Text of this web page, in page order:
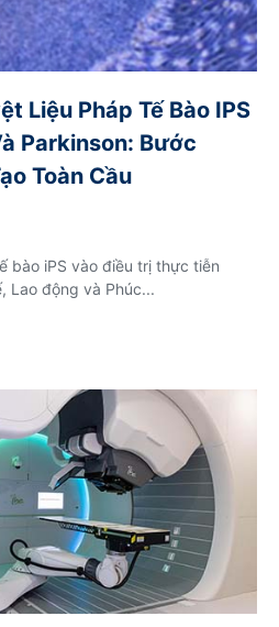
Liệu Pháp Tế Bào IPS
Parkinson: Bước
Toàn Cầu
bào iPS vào điều trị thực tiễn
Lao động và Phúc...